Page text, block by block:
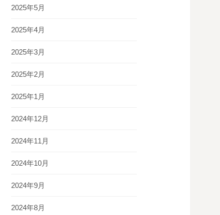
2025年5月
2025年4月
2025年3月
2025年2月
2025年1月
2024年12月
2024年11月
2024年10月
2024年9月
2024年8月